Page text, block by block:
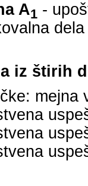
A1 -
iz štirih
mejna